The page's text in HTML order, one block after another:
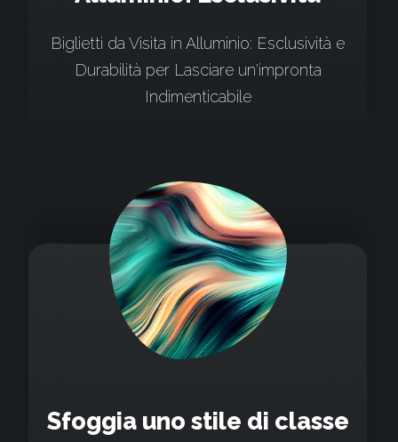
Biglietti da Visita in Alluminio: Esclusività e
Durabilità per Lasciare un'impronta
Indimenticabile
Sfoggia uno stile di classe